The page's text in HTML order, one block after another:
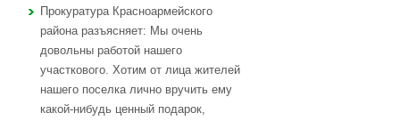
Прокуратура Красноармейского
района разъясняет: Мы очень
довольны работой нашего
участкового. Хотим от лица жителей
нашего поселка лично вручить ему
какой-нибудь ценный подарок,